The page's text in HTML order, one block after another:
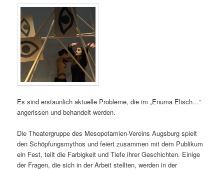
Es sind erstaunlich aktuelle Probleme, die im „Enuma Elisch…“
angerissen und behandelt werden.
Die Theatergruppe des Mesopotamien-Vereins Augsburg spielt
den Schöpfungsmythos und feiert zusammen mit dem Publikum
ein Fest, teilt die Farbigkeit und Tiefe ihrer Geschichten. Einige
der Fragen, die sich in der Arbeit stellten, werden in der